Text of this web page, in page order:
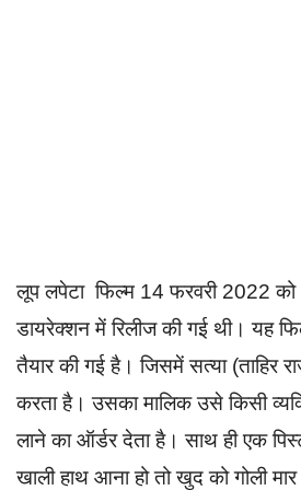
लूप लपेटा फिल्म 14 फरवरी 2022
डायरेक्शन में रिलीज की गई थी। यह
तैयार की गई है। जिसमें सत्या (ताहिर
करता है। उसका मालिक उसे किसी
लाने का ऑर्डर देता है। साथ ही एक
खाली हाथ आना हो तो खुद को गोली